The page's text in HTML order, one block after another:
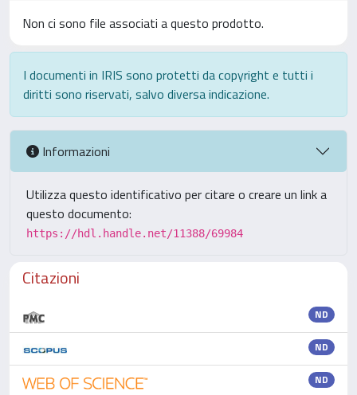
Non ci sono file associati a questo prodotto.
I documenti in IRIS sono protetti da copyright e tutti i
diritti sono riservati, salvo diversa indicazione.
Informazioni
Utilizza questo identificativo per citare o creare un link a
questo documento:
https://hdl.handle.net/11388/69984
Citazioni
ND
ND
ND